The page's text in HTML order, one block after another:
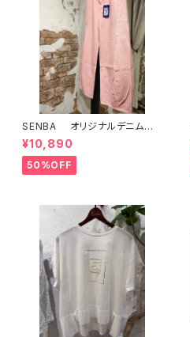
SENBA オリジナルデニム
ピンク
¥10,890
50%OFF